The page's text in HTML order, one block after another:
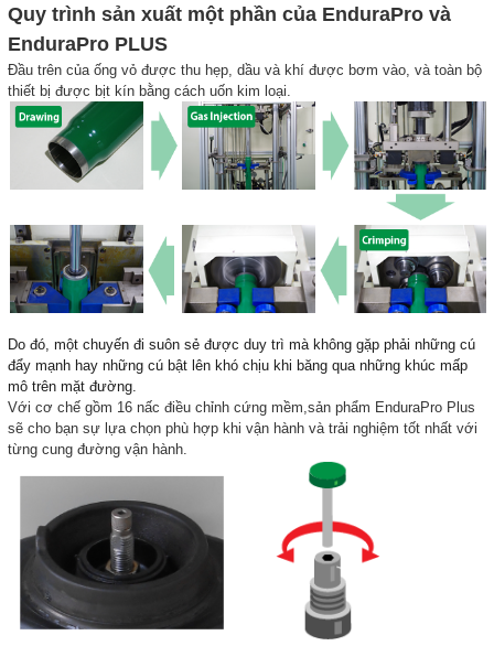
Quy trình sản xuất một phần của EnduraPro và
EnduraPro PLUS
Đầu trên của ống vỏ được thu hẹp, dầu và khí được bơm vào, và toàn bộ
thiết bị được bịt kín bằng cách uốn kim loại.
Do đó, một chuyến đi suôn sẻ được duy trì mà không gặp phải những cú
đẩy mạnh hay những cú bật lên khó chịu khi băng qua những khúc mấp
mô trên mặt đường.
Với cơ chế gồm 16 nấc điều chỉnh cứng mềm,sản phẩm EnduraPro Plus
sẽ cho bạn sự lựa chọn phù hợp khi vận hành và trải nghiệm tốt nhất với
từng cung đường vận hành.